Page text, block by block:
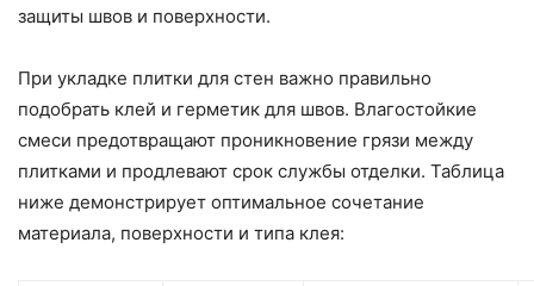
защиты швов и поверхности.
При укладке плитки для стен важно правильно
подобрать клей и герметик для швов. Влагостойкие
смеси предотвращают проникновение грязи между
плитками и продлевают срок службы отделки. Таблица
ниже демонстрирует оптимальное сочетание
материала, поверхности и типа клея: